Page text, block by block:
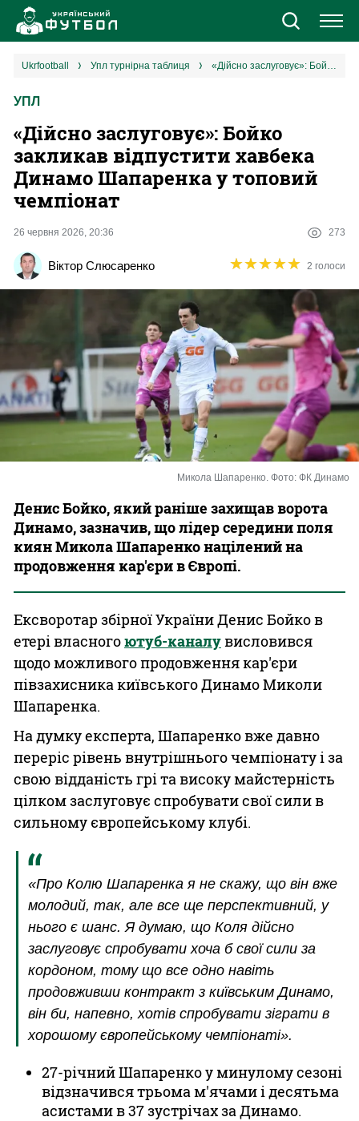
Новини
Єврокубки
УПЛ
Різне
Букмекери
Казино
ukrfootball упл турнірна таблиця «Дійсно заслуговує»: Бойко закликав відпустити хавбека Динамо Шапаренка у топовий чемпіонат
УПЛ
«Дійсно заслуговує»: Бойко
закликав відпустити хавбека
Динамо Шапаренка у топовий
чемпіонат
26 червня 2026, 20:36 273
Віктор Слюсаренко ★★★★★
★★★★★ 2 голоси
Микола Шапаренко. Фото: ФК Динамо
Денис Бойко, який раніше захищав ворота
Динамо, зазначив, що лідер середини поля
киян Микола Шапаренко націлений на
продовження кар'єри в Європі.
Ексворотар збірної України Денис Бойко в
етері власногоютуб-каналувисловився
щодо можливого продовження кар'єри
півзахисника київського Динамо Миколи
Шапаренка.
На думку експерта, Шапаренко вже давно
переріс рівень внутрішнього чемпіонату і за
свою відданість грі та високу майстерність
цілком заслуговує спробувати свої сили в
сильному європейському клубі.
«Про Колю Шапаренка я не скажу, що він вже
молодий, так, але все ще перспективний, у
нього є шанс. Я думаю, що Коля дійсно
заслуговує спробувати хоча б свої сили за
кордоном, тому що все одно навіть
продовживши контракт з київським Динамо,
він би, напевно, хотів спробувати зіграти в
хорошому європейському чемпіонаті».
27-річний Шапаренко у минулому сезоні
відзначився трьома м'ячами і десятьма
асистами в 37 зустрічах за Динамо.